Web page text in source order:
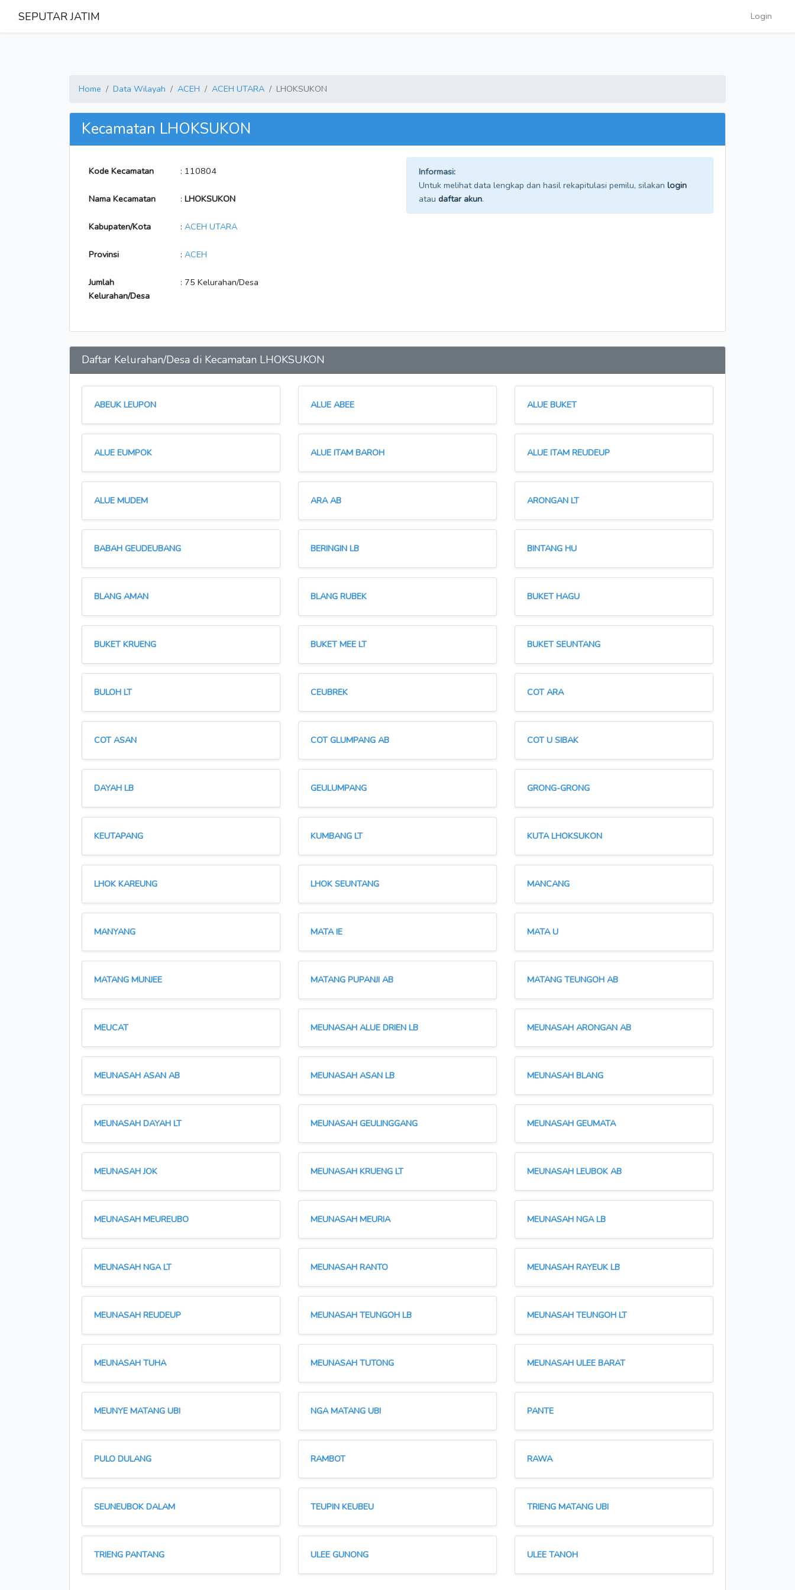
SEPUTAR JATIM Login
Home Data Wilayah ACEH ACEH UTARA LHOKSUKON
Kecamatan LHOKSUKON
Kode Kecamatan : 110804
Nama Kecamatan : LHOKSUKON
Kabupaten/Kota : ACEH UTARA
Provinsi : ACEH
Jumlah
Kelurahan/Desa
: 75 Kelurahan/Desa
Informasi:
Untuk melihat data lengkap dan hasil rekapitulasi pemilu, silakan login
atau daftar akun.
Daftar Kelurahan/Desa di Kecamatan LHOKSUKON
ABEUK LEUPON ALUE ABEE ALUE BUKET
ALUE EUMPOK ALUE ITAM BAROH ALUE ITAM REUDEUP
ALUE MUDEM ARA AB ARONGAN LT
BABAH GEUDEUBANG BERINGIN LB BINTANG HU
BLANG AMAN BLANG RUBEK BUKET HAGU
BUKET KRUENG BUKET MEE LT BUKET SEUNTANG
BULOH LT CEUBREK COT ARA
COT ASAN COT GLUMPANG AB COT U SIBAK
DAYAH LB GEULUMPANG GRONG-GRONG
KEUTAPANG KUMBANG LT KUTA LHOKSUKON
LHOK KAREUNG LHOK SEUNTANG MANCANG
MANYANG MATA IE MATA U
MATANG MUNJEE MATANG PUPANJI AB MATANG TEUNGOH AB
MEUCAT MEUNASAH ALUE DRIEN LB MEUNASAH ARONGAN AB
MEUNASAH ASAN AB MEUNASAH ASAN LB MEUNASAH BLANG
MEUNASAH DAYAH LT MEUNASAH GEULINGGANG MEUNASAH GEUMATA
MEUNASAH JOK MEUNASAH KRUENG LT MEUNASAH LEUBOK AB
MEUNASAH MEUREUBO MEUNASAH MEURIA MEUNASAH NGA LB
MEUNASAH NGA LT MEUNASAH RANTO MEUNASAH RAYEUK LB
MEUNASAH REUDEUP MEUNASAH TEUNGOH LB MEUNASAH TEUNGOH LT
MEUNASAH TUHA MEUNASAH TUTONG MEUNASAH ULEE BARAT
MEUNYE MATANG UBI NGA MATANG UBI PANTE
PULO DULANG RAMBOT RAWA
SEUNEUBOK DALAM TEUPIN KEUBEU TRIENG MATANG UBI
TRIENG PANTANG ULEE GUNONG ULEE TANOH